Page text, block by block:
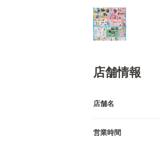
店舗情報
店舗名
営業時間